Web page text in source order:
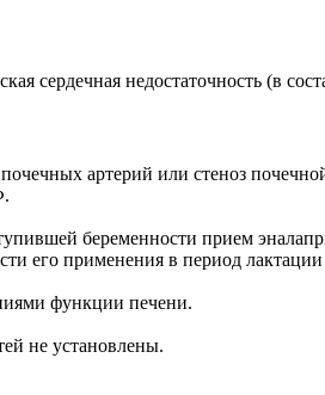
сердечная недостаточность (в
артерий или стеноз
беременности прием
его применения в период
функции печени.
не установлены.